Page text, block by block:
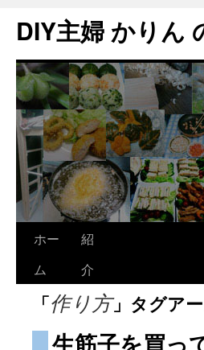
DIY主婦 かりん
ホー
ム
紹
介
「作り方」タグア
生筋子を買っ